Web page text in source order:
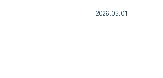
2026.06.01